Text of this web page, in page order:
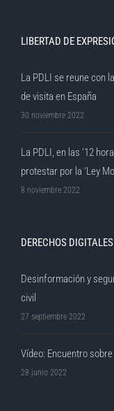
LIBERTAD DE
La PDLI se reune con
de visita en España
30 noviembre 2022
La PDLI, en las ’12
protestar por la ‘Ley
8 noviembre 2022
DERECHOS DIGITALES
Desinformación y
civil
27 septiembre 2022
Vídeo: Encuentro
28 junio 2022